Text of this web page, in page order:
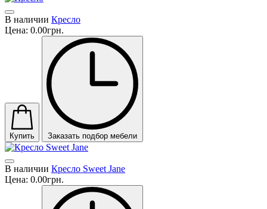
В наличии Кресло
Цена: 0.00грн.
Купить Заказать подбор мебели
В наличии Кресло Sweet Jane
Цена: 0.00грн.